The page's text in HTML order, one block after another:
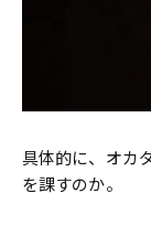
具体的に、オカ
を課すのか――。